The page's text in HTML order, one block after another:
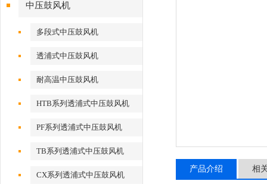
中压鼓风机
多段式中压鼓风机
透浦式中压鼓风机
耐高温中压鼓风机
HTB系列透浦式中压鼓风机
PF系列透浦式中压鼓风机
TB系列透浦式中压鼓风机
CX系列透浦式中压鼓风机
产品介绍 相